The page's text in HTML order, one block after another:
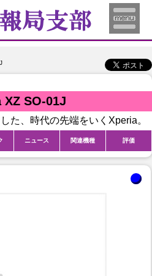
XZ SO-01J
た、時代の先端をいくXperia。
ニュース 関連機種 評価